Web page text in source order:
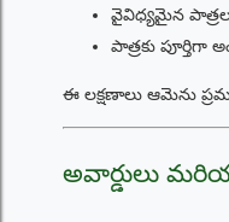
వైవిధ్యమైన
పాత్రకు పూర్తిగా
ఈ లక్షణాలు ఆమెను
అవార్డులు